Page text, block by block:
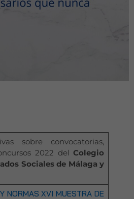
sobre convocatorias,
2022 delColegio
Sociales de Málaga y
NORMAS XVI MUESTRA DE